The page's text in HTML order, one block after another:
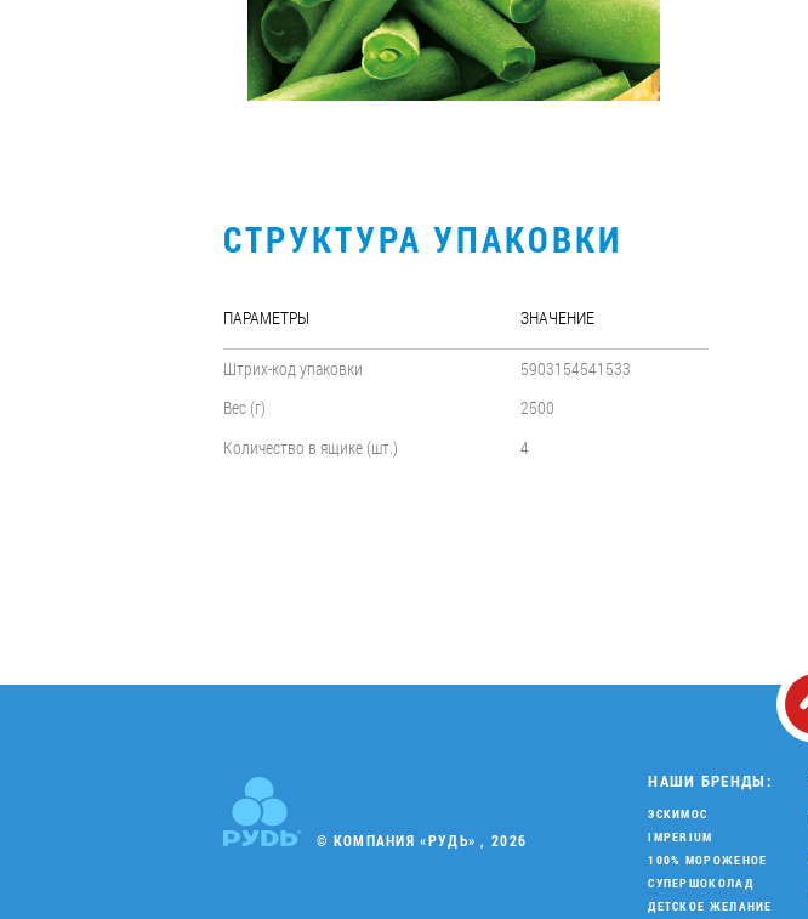
СТРУКТУРА УПАКОВКИ
ПАРАМЕТРЫ ЗНАЧЕНИЕ
Штрих-код упаковки
5903154541533
Вес (г)
2500
Количество в ящике (шт.)
4
© КОМПАНИЯ «РУДЬ» , 2026
НАШИ БРЕНДЫ:
ЭСКИМОС
IMPERIUM
100% МОРОЖЕНОЕ
СУПЕРШОКОЛАД
ДЕТСКОЕ ЖЕЛАНИЕ